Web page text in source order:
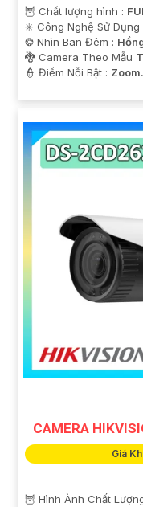
🦉 Chất lượng hình :
✳️ Công Nghệ Sử Dụng
❂ Nhìn Ban Đêm :
🐉️ Camera Theo Mẫu
️👮 Điểm Nỗi Bật : Zoom.
CAMERA
Giá
🦉 Hình Ành Chất